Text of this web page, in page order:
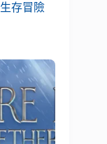
存冒險